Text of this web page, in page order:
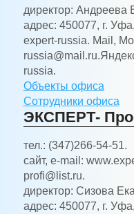
директор: Андреева
адрес: 450077, г.
expert-russia. Mail,
russia.
Объекты офиса
Сотрудники офиса
ЭКСПЕРТ-
тел.: (347)266-54-51.
сайт, e-mail:
profi@list.ru.
директор: Сизова
адрес: 450077, г.